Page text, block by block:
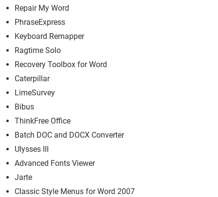
Repair My Word
PhraseExpress
Keyboard Remapper
Ragtime Solo
Recovery Toolbox for Word
Caterpillar
LimeSurvey
Bibus
ThinkFree Office
Batch DOC and DOCX Converter
Ulysses III
Advanced Fonts Viewer
Jarte
Classic Style Menus for Word 2007